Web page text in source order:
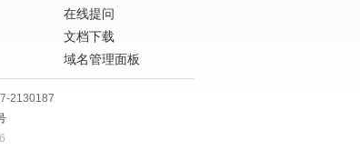
在线提问
文档下载
域名管理面板
2130187